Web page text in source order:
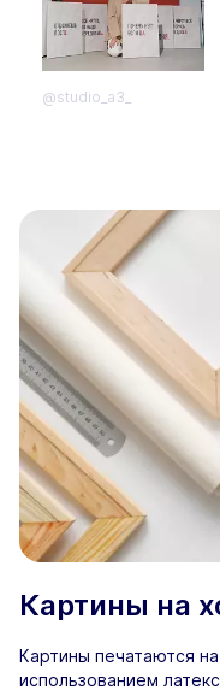
@studio_a3_
Картины на
Картины печатаются
использованием